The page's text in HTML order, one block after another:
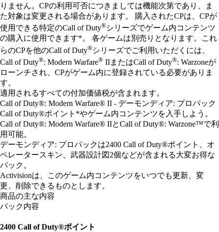
りません。CPの利用可否につきましては機能次第であり、ま
た対象は変更される場合があります。 購入されたCPは、CPが
使用できる特定のCall of Duty®シリーズでゲーム内コンテンツ
の購入に使用できます*。 各ゲームは別売りとなります。これ
らのCPを他のCall of Duty®シリーズでご利用いただくには、
Call of Duty®: Modern Warfare® IIまたはCall of Duty®: Warzoneが
ローンチされ、CPがゲーム内に登録されている必要がありま
す。
適用されるすべての付加価値税が含まれます。
Call of Duty®: Modern Warfare® II - デーモンディア: プロパック
Call of Duty®ポイント*やゲーム内コンテンツを入手しよう。
Call of Duty®: Modern Warfare® IIとCall of Duty®: Warzone™で利
用可能。
デーモンディア: プロパックは2400 Call of Duty®ポイント、オ
ペレータースキン、武器設計図2個などが含まれる大変お得な
パック。
Activisionは、このゲーム内コンテンツをいつでも更新、変
更、削除できるものとします。
商品の主な内容
パック内容
2400 Call of Duty®ポイント